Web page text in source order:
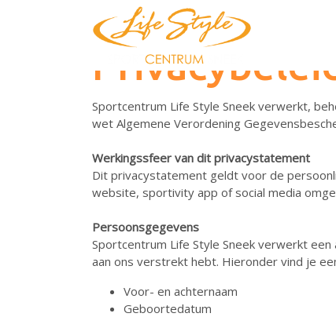
Sportcentrum Life Style Sneek verwerkt,
wet Algemene Verordening
Werkingssfeer van dit privacystatement
Dit privacystatement geldt voor de
website, sportivity app of social media
Persoonsgegevens
Sportcentrum Life Style Sneek verwerkt
aan ons verstrekt hebt. Hieronder vind je
Voor- en achternaam
Geboortedatum